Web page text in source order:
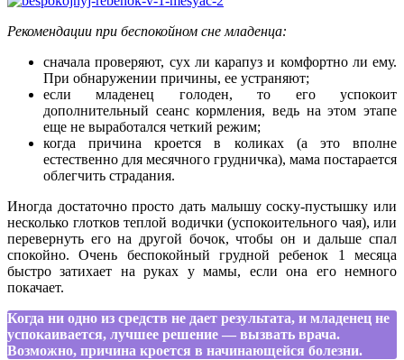
Рекомендации при беспокойном сне младенца:
сначала проверяют, сух ли карапуз и комфортно ли ему.
При обнаружении причины, ее устраняют;
если младенец голоден, то его успокоит
дополнительный сеанс кормления, ведь на этом этапе
еще не выработался четкий режим;
когда причина кроется в коликах (а это вполне
естественно для месячного грудничка), мама постарается
облегчить страдания.
Иногда достаточно просто дать малышу соску-пустышку или
несколько глотков теплой водички (успокоительного чая), или
перевернуть его на другой бочок, чтобы он и дальше спал
спокойно. Очень беспокойный грудной ребенок 1 месяца
быстро затихает на руках у мамы, если она его немного
покачает.
Когда ни одно из средств не дает результата, и младенец не
успокаивается, лучшее решение — вызвать врача.
Возможно, причина кроется в начинающейся болезни.